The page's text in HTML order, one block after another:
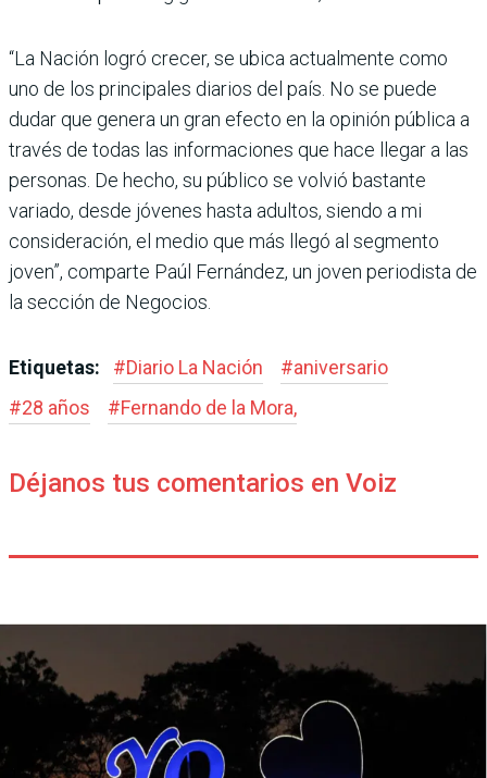
“La Nación logró crecer, se ubica actualmente como
uno de los principales diarios del país. No se puede
dudar que genera un gran efecto en la opinión pública a
través de todas las informaciones que hace llegar a las
personas. De hecho, su público se volvió bastante
variado, desde jóvenes hasta adultos, siendo a mi
consideración, el medio que más llegó al segmento
joven”, comparte Paúl Fernández, un joven periodista de
la sección de Negocios.
Etiquetas: #Diario La Nación #aniversario
#28 años #Fernando de la Mora,
Déjanos tus comentarios en Voiz